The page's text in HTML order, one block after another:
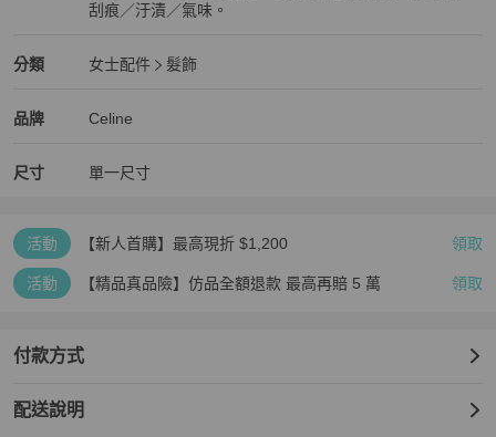
如需不同光源照可私訊
刮痕／汙漬／氣味。
分類
Celine 女士配件分類資訊
女士配件
髮飾
品牌
Celine 女士配件
Celine
Celine 推薦清單
尺寸 單一尺寸
活動 【新人首購】最高現折 $1,200 領取
活動 【精品真品險】仿品全額退款 最高再賠 5 萬 領取
付款方式
配送說明